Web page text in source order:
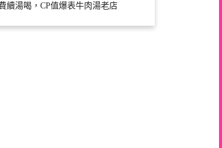
續湯喝，CP值爆表牛肉湯老店